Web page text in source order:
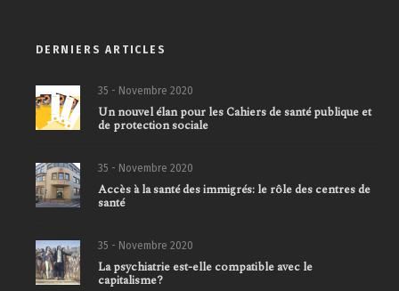
DERNIERS ARTICLES
35 - Novembre 2020
Un nouvel élan pour les Cahiers de santé publique et
de protection sociale
35 - Novembre 2020
Accès à la santé des immigrés: le rôle des centres de
santé
35 - Novembre 2020
La psychiatrie est-elle compatible avec le
capitalisme?